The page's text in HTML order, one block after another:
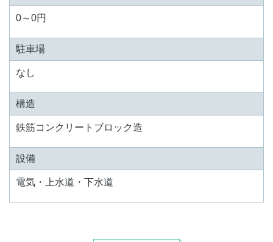
0～0円
駐車場
なし
構造
鉄筋コンクリートブロック造
設備
電気・上水道・下水道